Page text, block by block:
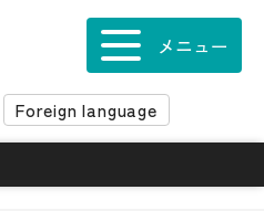
Foreign language
メニュー